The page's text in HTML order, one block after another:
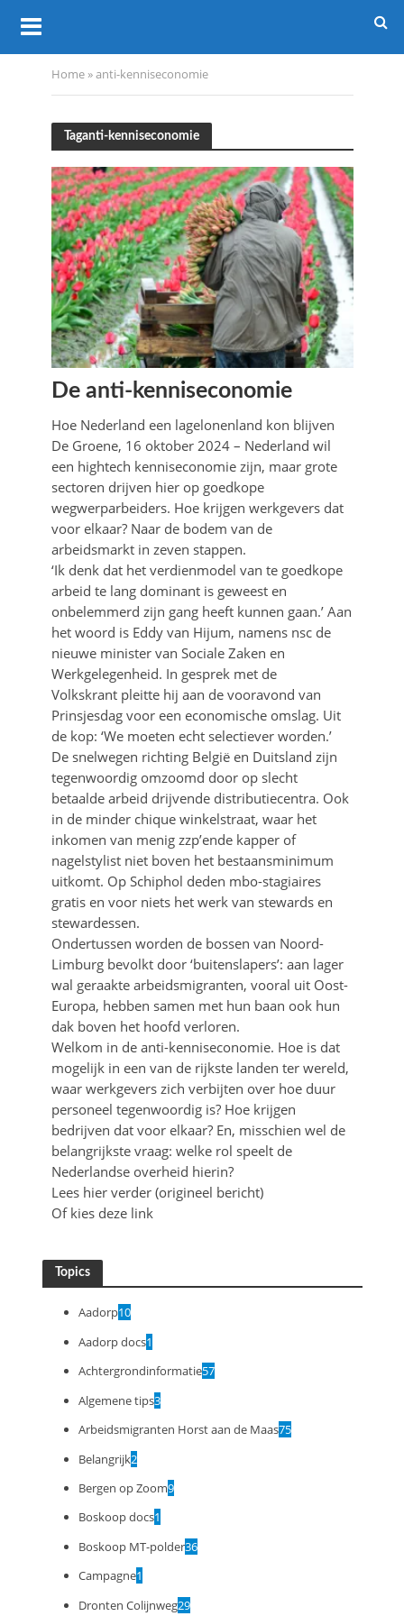
Home»anti-kenniseconomie
Taganti-kenniseconomie
De anti-kenniseconomie
Hoe Nederland een lagelonenland kon blijven
De Groene, 16 oktober 2024 – Nederland wil
een hightech kenniseconomie zijn, maar grote
sectoren drijven hier op goedkope
wegwerparbeiders. Hoe krijgen werkgevers dat
voor elkaar? Naar de bodem van de
arbeidsmarkt in zeven stappen.
‘Ik denk dat het verdienmodel van te goedkope
arbeid te lang dominant is geweest en
onbelemmerd zijn gang heeft kunnen gaan.’ Aan
het woord is Eddy van Hijum, namens nsc de
nieuwe minister van Sociale Zaken en
Werkgelegenheid. In gesprek met de
Volkskrant pleitte hij aan de vooravond van
Prinsjesdag voor een economische omslag. Uit
de kop: ‘We moeten echt selectiever worden.’
De snelwegen richting België en Duitsland zijn
tegenwoordig omzoomd door op slecht
betaalde arbeid drijvende distributiecentra. Ook
in de minder chique winkelstraat, waar het
inkomen van menig zzp’ende kapper of
nagelstylist niet boven het bestaansminimum
uitkomt. Op Schiphol deden mbo-stagiaires
gratis en voor niets het werk van stewards en
stewardessen.
Ondertussen worden de bossen van Noord-
Limburg bevolkt door ‘buitenslapers’: aan lager
wal geraakte arbeidsmigranten, vooral uit Oost-
Europa, hebben samen met hun baan ook hun
dak boven het hoofd verloren.
Welkom in de anti-kenniseconomie. Hoe is dat
mogelijk in een van de rijkste landen ter wereld,
waar werkgevers zich verbijten over hoe duur
personeel tegenwoordig is? Hoe krijgen
bedrijven dat voor elkaar? En, misschien wel de
belangrijkste vraag: welke rol speelt de
Nederlandse overheid hierin?
Lees hier verder (origineel bericht)
Of kies deze link
Topics
Aadorp10
Aadorp docs1
Achtergrondinformatie57
Algemene tips3
Arbeidsmigranten Horst aan de Maas75
Belangrijk2
Bergen op Zoom9
Boskoop docs1
Boskoop MT-polder36
Campagne1
Dronten Colijnweg29